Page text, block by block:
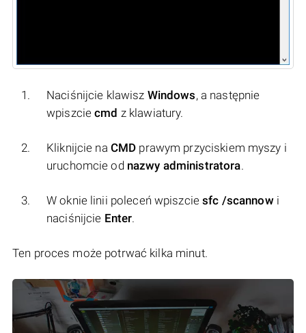
Naciśnijcie klawisz Windows, a następnie
wpiszciecmd z klawiatury.
Kliknijcie na CMD prawym przyciskiem myszy i
uruchomcie od nazwy administratora.
W oknie linii poleceń wpiszciesfc /scannowi
naciśnijcie Enter.
Ten proces może potrwać kilka minut.